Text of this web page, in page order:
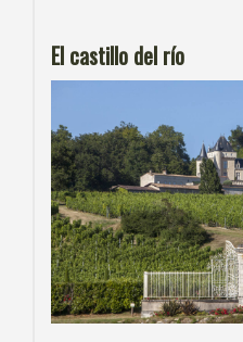
El castillo del río